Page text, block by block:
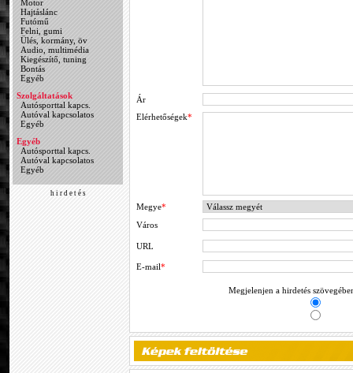
Motor
Hajtáslánc
Futómű
Felni, gumi
Ülés, kormány, öv
Audio, multimédia
Kiegészítő, tuning
Bontás
Egyéb
Szolgáltatások
Autósporttal kapcs.
Autóval kapcsolatos
Egyéb
Egyéb
Autósporttal kapcs.
Autóval kapcsolatos
Egyéb
h i r d e t é s
Ár
Elérhetőségek*
Megye*
Város
URL
E-mail*
Megjelenjen a hirdetés